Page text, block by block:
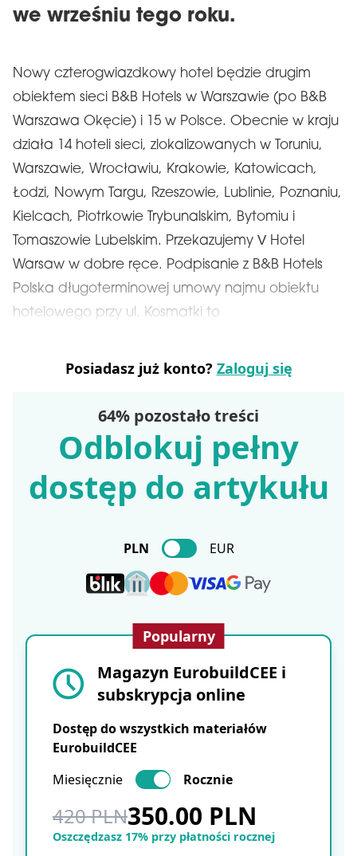
we wrześniu tego roku.
Nowy czterogwiazdkowy hotel będzie drugim
obiektem sieci B&B Hotels w Warszawie (po B&B
Warszawa Okęcie) i 15 w Polsce. Obecnie w kraju
działa 14 hoteli sieci, zlokalizowanych w Toruniu,
Warszawie, Wrocławiu, Krakowie, Katowicach,
Łodzi, Nowym Targu, Rzeszowie, Lublinie, Poznaniu,
Kielcach, Piotrkowie Trybunalskim, Bytomiu i
Tomaszowie Lubelskim. Przekazujemy V Hotel
Warsaw w dobre ręce. Podpisanie z B&B Hotels
Polska długoterminowej umowy najmu obiektu
hotelowego przy ul. Kosmatki to
Posiadasz już konto? Zaloguj się
64% pozostało treści
Odblokuj pełny
dostęp do artykułu
PLN EUR
Popularny
Magazyn EurobuildCEE i
subskrypcja online
Dostęp do wszystkich materiałów
EurobuildCEE
Miesięcznie
Rocznie
420 PLN350.00 PLN
Oszczędzasz 17% przy płatności rocznej